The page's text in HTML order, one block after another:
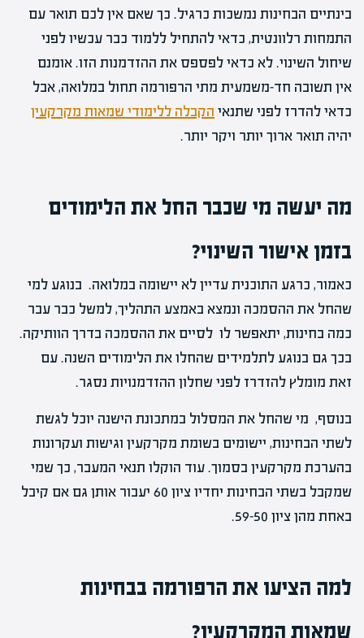
בינתיים הבחינות נמשכות כרגיל. כך שאם אין לכם תואר עם
התמחות רלוונטית, כדאי להתחיל ללמוד כבר עכשיו לפני
שיחול השינוי. לא כדאי לפספס את ההזדמנות הזו. אומנם
אין תשובה חד-משמעית מתי הרפורמה תחול במלואה, אבל
כדאי להדרז לפני שתנאי הקבלה ללימודי שמאות מקרקעין
יהיה תואר ארוך יותר ויקר יותר.
מה יעשה מי שכבר החל את הלימודים
בזמן אישור השינוי?
כאמור, כרגע התוכנית עדיין לא יישומה במלואה. בנוגע למי
שהחל את ההסמכה ונמצא באמצע התהליך, למשל כבר עבר
כמה בחינות, יתאפשר לו לסיים את ההסמכה בדרך הוותיקה.
בכך גם בנוגע לתלמידים שהחלו את הלימודים השנה. עם
זאת מומלץ להזדרז לפני שחלון ההזדמנויות נסגר.
בנוסף, מי שהחל את המסלול במתכונת הישנה יוכל לגשת
לשתי הבחינות, יישומים בשומת מקרקעין וגישות ועקרונות
בהערכת מקרקעין בסמוך. עוד הוקלו תנאי המעבר, כך שמי
שמקבל בשתי הבחינות יחדיו ציון 60 יעבור אותן גם אם קיבל
באחת מהן ציון 59-50.
למה הציעו את הרפורמה בבחינות
שמאות המקרקעין?